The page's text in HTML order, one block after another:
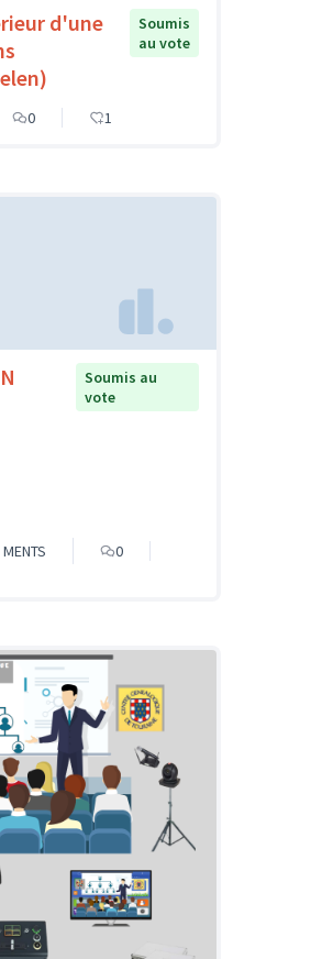
d'une
Soumis
au vote
0 1
Soumis au
vote
0